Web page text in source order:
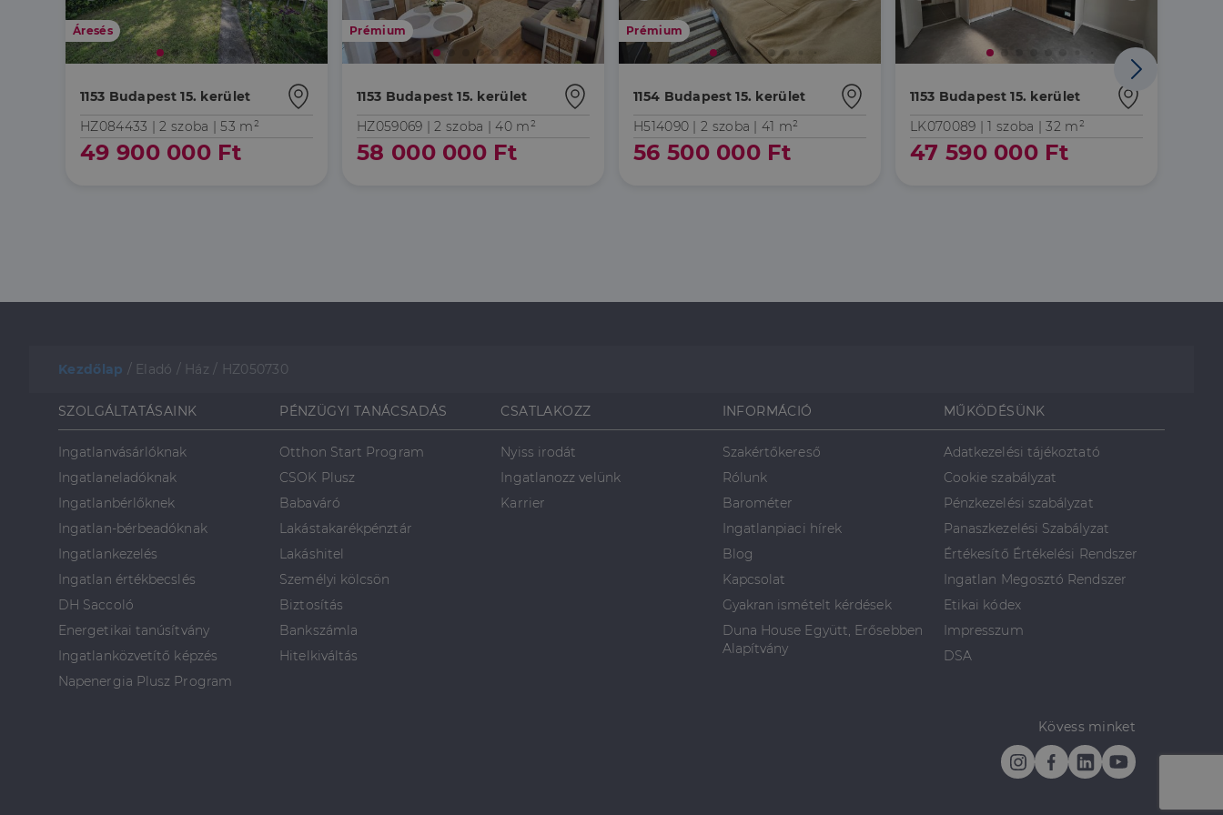
Áresés
1153 Budapest 15. kerület
HZ084433 |2 szoba | 53 m²
49 900 000 Ft
Prémium
1153 Budapest 15. kerület
HZ059069 |2 szoba | 40 m²
58 000 000 Ft
Prémium
1154 Budapest 15. kerület
H514090 |2 szoba | 41 m²
56 500 000 Ft
1153 Budapest 15. kerület
LK070089 |1 szoba | 32 m²
47 590 000 Ft
Kezdőlap / Eladó / Ház / HZ050730
SZOLGÁLTATÁSAINK
Ingatlanvásárlóknak
Ingatlaneladóknak
Ingatlanbérlőknek
Ingatlan-bérbeadóknak
Ingatlankezelés
Ingatlan értékbecslés
DH Saccoló
Energetikai tanúsítvány
Ingatlanközvetítő képzés
Napenergia Plusz Program
PÉNZÜGYI TANÁCSADÁS
Otthon Start Program
CSOK Plusz
Babaváró
Lakástakarékpénztár
Lakáshitel
Személyi kölcsön
Biztosítás
Bankszámla
Hitelkiváltás
CSATLAKOZZ
Nyiss irodát
Ingatlanozz velünk
Karrier
INFORMÁCIÓ
Szakértőkereső
Rólunk
Barométer
Ingatlanpiaci hírek
Blog
Kapcsolat
Gyakran ismételt kérdések
Duna House Együtt, Erősebben
Alapítvány
MŰKÖDÉSÜNK
Adatkezelési tájékoztató
Cookie szabályzat
Pénzkezelési szabályzat
Panaszkezelési Szabályzat
Értékesítő Értékelési Rendszer
Ingatlan Megosztó Rendszer
Etikai kódex
Impresszum
DSA
Kövess minket